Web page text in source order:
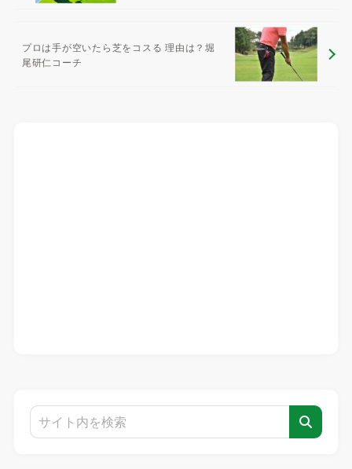
プロは手が空いたら芝をコスる 理由は？堀
尾研仁コーチ